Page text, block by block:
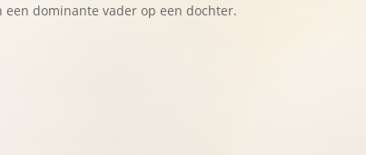
dominante vader op een dochter.